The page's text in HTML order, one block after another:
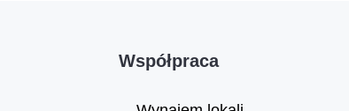
Współpraca